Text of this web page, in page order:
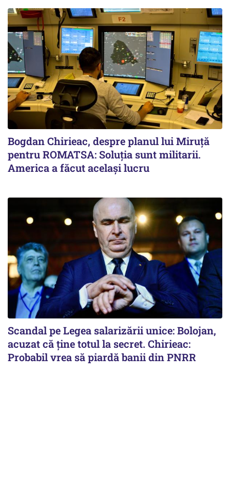
Bogdan Chirieac, despre planul lui Miruță
pentru ROMATSA: Soluția sunt militarii.
America a făcut același lucru
Scandal pe Legea salarizării unice: Bolojan,
acuzat că ține totul la secret. Chirieac:
Probabil vrea să piardă banii din PNRR